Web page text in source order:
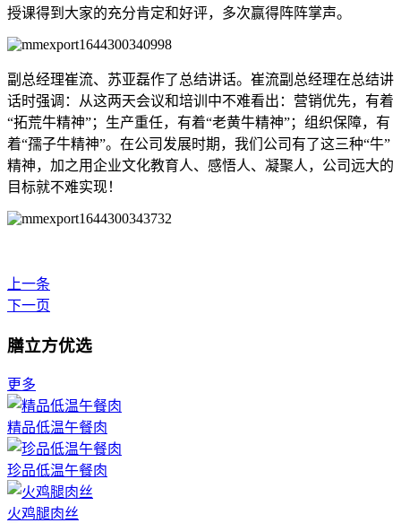
授课得到大家的充分肯定和好评，多次赢得阵阵掌声。
副总经理崔流、苏亚磊作了总结讲话。崔流副总经理在总结讲
话时强调：从这两天会议和培训中不难看出：营销优先，有着
“拓荒牛精神”；生产重任，有着“老黄牛精神”；组织保障，有
着“孺子牛精神”。在公司发展时期，我们公司有了这三种“牛”
精神，加之用企业文化教育人、感悟人、凝聚人，公司远大的
目标就不难实现！
上一条
下一页
膳立方优选
更多
精品低温午餐肉
珍品低温午餐肉
火鸡腿肉丝